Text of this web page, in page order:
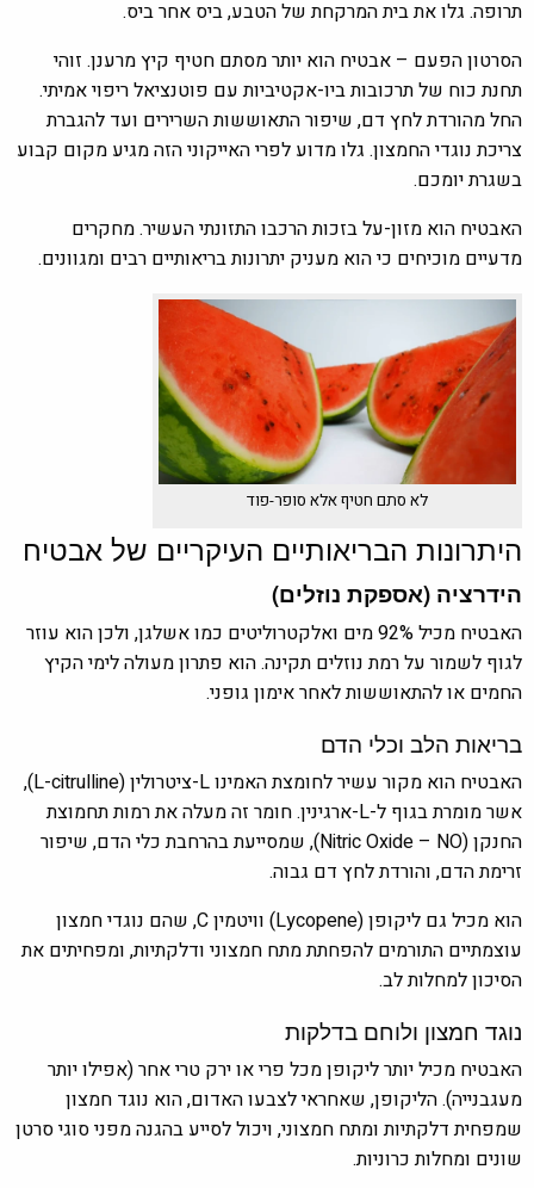
תרופה. גלו את בית המרקחת של הטבע, ביס אחר ביס.
הסרטון הפעם – אבטיח הוא יותר מסתם חטיף קיץ מרענן. זוהי
תחנת כוח של תרכובות ביו-אקטיביות עם פוטנציאל ריפוי אמיתי.
החל מהורדת לחץ דם, שיפור התאוששות השרירים ועד להגברת
צריכת נוגדי החמצון. גלו מדוע לפרי האייקוני הזה מגיע מקום קבוע
בשגרת יומכם.
האבטיח הוא מזון-על בזכות הרכבו התזונתי העשיר. מחקרים
מדעיים מוכיחים כי הוא מעניק יתרונות בריאותיים רבים ומגוונים.
לא סתם חטיף אלא סופר-פוד
היתרונות הבריאותיים העיקריים של אבטיח
הידרציה (אספקת נוזלים)
האבטיח מכיל 92% מים ואלקטרוליטים כמו אשלגן, ולכן הוא עוזר
לגוף לשמור על רמת נוזלים תקינה. הוא פתרון מעולה לימי הקיץ
החמים או להתאוששות לאחר אימון גופני.
בריאות הלב וכלי הדם
האבטיח הוא מקור עשיר לחומצת האמינו L-ציטרולין (L-citrulline),
אשר מומרת בגוף ל-L-ארגינין. חומר זה מעלה את רמות תחמוצת
החנקן (Nitric Oxide – NO), שמסייעת בהרחבת כלי הדם, שיפור
זרימת הדם, והורדת לחץ דם גבוה.
הוא מכיל גם ליקופן (Lycopene) וויטמין C, שהם נוגדי חמצון
עוצמתיים התורמים להפחתת מתח חמצוני ודלקתיות, ומפחיתים את
הסיכון למחלות לב.
נוגד חמצון ולוחם בדלקות
האבטיח מכיל יותר ליקופן מכל פרי או ירק טרי אחר (אפילו יותר
מעגבנייה). הליקופן, שאחראי לצבעו האדום, הוא נוגד חמצון
שמפחית דלקתיות ומתח חמצוני, ויכול לסייע בהגנה מפני סוגי סרטן
שונים ומחלות כרוניות.